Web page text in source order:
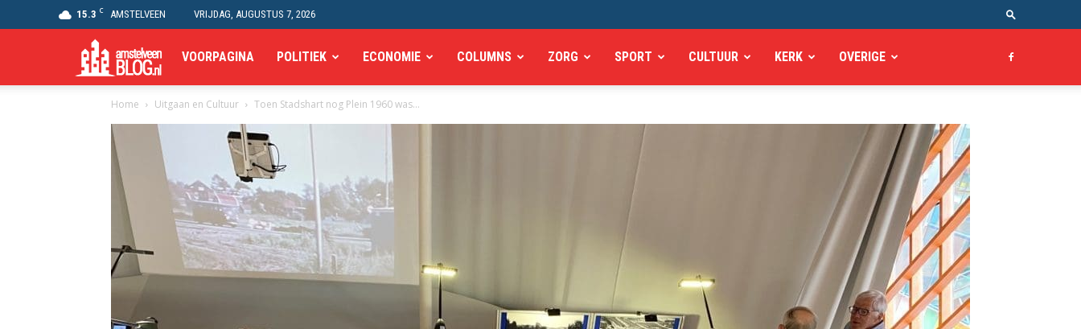
15.3 C AMSTELVEEN VRIJDAG, AUGUSTUS 7, 2026
Amstelveen
Blog
VOORPAGINA POLITIEK ECONOMIE COLUMNS ZORG SPORT CULTUUR KERK OVERIGE
Home Uitgaan en Cultuur Toen Stadshart nog Plein 1960 was…